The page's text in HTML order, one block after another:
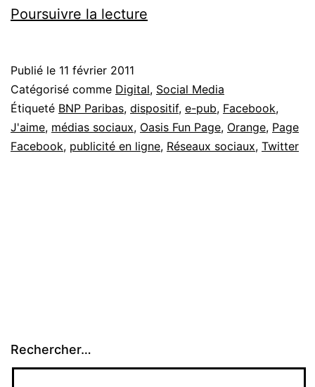
Poursuivre la lecture
budgets
e-
pub
et
Publié le 11 février 2011
Catégorisé comme Digital, Social Media
Étiqueté BNP Paribas, dispositif, e-pub, Facebook,
J'aime, médias sociaux, Oasis Fun Page, Orange, Page
Facebook, publicité en ligne, Réseaux sociaux, Twitter
Rechercher…